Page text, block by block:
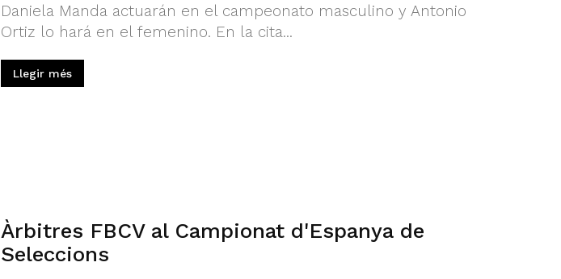
Daniela Manda actuarán en el campeonato masculino y Antonio
Ortiz lo hará en el femenino. En la cita...
Llegir més
Àrbitres FBCV al Campionat d'Espanya de
Seleccions